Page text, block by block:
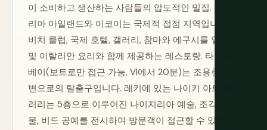
이 소비하고 생산하는 사람들의 압도적인 밀집. 빅토
리아 아일랜드와 이코이는 국제적 접점 지역입니다:
비치 클럽, 국제 호텔, 갤러리, 참마와 에구시를 일본
및 이탈리안 요리와 함께 제공하는 레스토랑. 타르콰
베이(보트로만 접근 가능, VI에서 20분)는 조용한 해
변으로의 탈출구입니다. 레키에 있는 나이키 아트 갤
러리는 5층으로 이루어진 나이지리아 예술, 조각, 직
물, 비드 공예를 전시하며 방문객이 접근할 수 있는 최